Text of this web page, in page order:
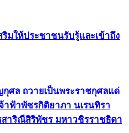
มให้ประชาชนรับรู้และเข้าถึง
ศล ถวายเป็นพระราชกุศลแด่
จ้าฟ้าพัชรกิติยาภา นเรนทิรา
สาริณีสิริพัชร มหาวชิรราชธิดา